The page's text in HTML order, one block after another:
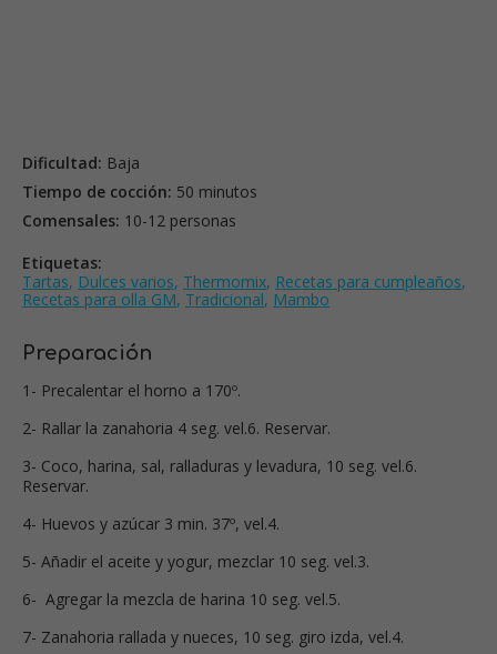
Dificultad: Baja
Tiempo de cocción: 50 minutos
Comensales: 10-12 personas
Etiquetas:
Tartas, Dulces varios, Thermomix, Recetas para cumpleaños,
Recetas para olla GM, Tradicional, Mambo
Preparación
1- Precalentar el horno a 170º.
2- Rallar la zanahoria 4 seg. vel.6. Reservar.
3- Coco, harina, sal, ralladuras y levadura, 10 seg. vel.6.
Reservar.
4- Huevos y azúcar 3 min. 37º, vel.4.
5- Añadir el aceite y yogur, mezclar 10 seg. vel.3.
6- Agregar la mezcla de harina 10 seg. vel.5.
7- Zanahoria rallada y nueces, 10 seg. giro izda, vel.4.